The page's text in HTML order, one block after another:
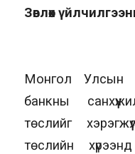
Зөвлөх
Монгол Улсын
банкны
төслийг
төслийн